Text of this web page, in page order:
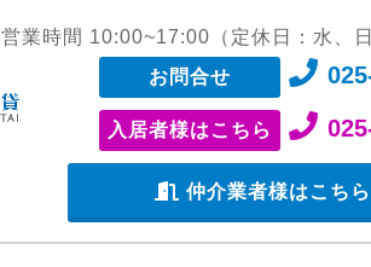
営業時間 10:00~17:00（定休日：水、
お問合せ
入居者様はこちら
仲介業者様はこち